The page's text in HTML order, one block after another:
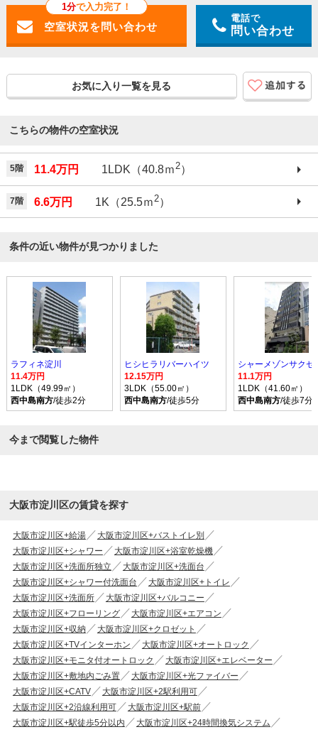
1分で入力完了！
電話で
問い合わせ
お気に入り一覧を見る
こちらの物件の空室状況
5階 11.4万円 1LDK（40.8ｍ2）
7階 6.6万円 1K（25.5ｍ 2）
条件の近い物件が見つかりました
ラフィネ淀川
11.4万円
1LDK（49.99㎡）
西中島南方/徒歩2分
ヒシヒラリバーハイツ
12.15万円
3LDK（55.00㎡）
西中島南方/徒歩5分
11.1万円
1LDK（41.60㎡）
西中島南方/徒歩7分
今まで閲覧した物件
大阪市淀川区の賃貸を探す
大阪市淀川区+給湯
大阪市淀川区+バストイレ別
大阪市淀川区+シャワー
大阪市淀川区+浴室乾燥機
大阪市淀川区+洗面所独立
大阪市淀川区+洗面台
大阪市淀川区+シャワー付洗面台
大阪市淀川区+トイレ
大阪市淀川区+洗面所
大阪市淀川区+バルコニー
大阪市淀川区+フローリング
大阪市淀川区+エアコン
大阪市淀川区+収納
大阪市淀川区+クロゼット
大阪市淀川区+TVインターホン
大阪市淀川区+オートロック
大阪市淀川区+モニタ付オートロック
大阪市淀川区+エレベーター
大阪市淀川区+敷地内ごみ置
大阪市淀川区+光ファイバー
大阪市淀川区+CATV
大阪市淀川区+2駅利用可
大阪市淀川区+2沿線利用可
大阪市淀川区+駅前
大阪市淀川区+駅徒歩5分以内
大阪市淀川区+24時間換気システム